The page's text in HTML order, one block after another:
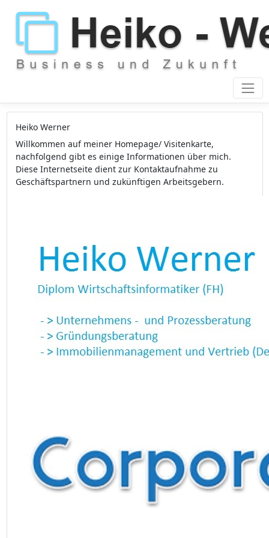
Heiko Werner
Willkommen auf meiner Homepage/ Visitenkarte,
nachfolgend gibt es einige Informationen über mich.
Diese Internetseite dient zur Kontaktaufnahme zu
Geschäftspartnern und zukünftigen Arbeitsgebern.